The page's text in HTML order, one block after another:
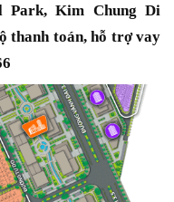
Park, Kim Chung Di
thanh toán, hỗ trợ vay